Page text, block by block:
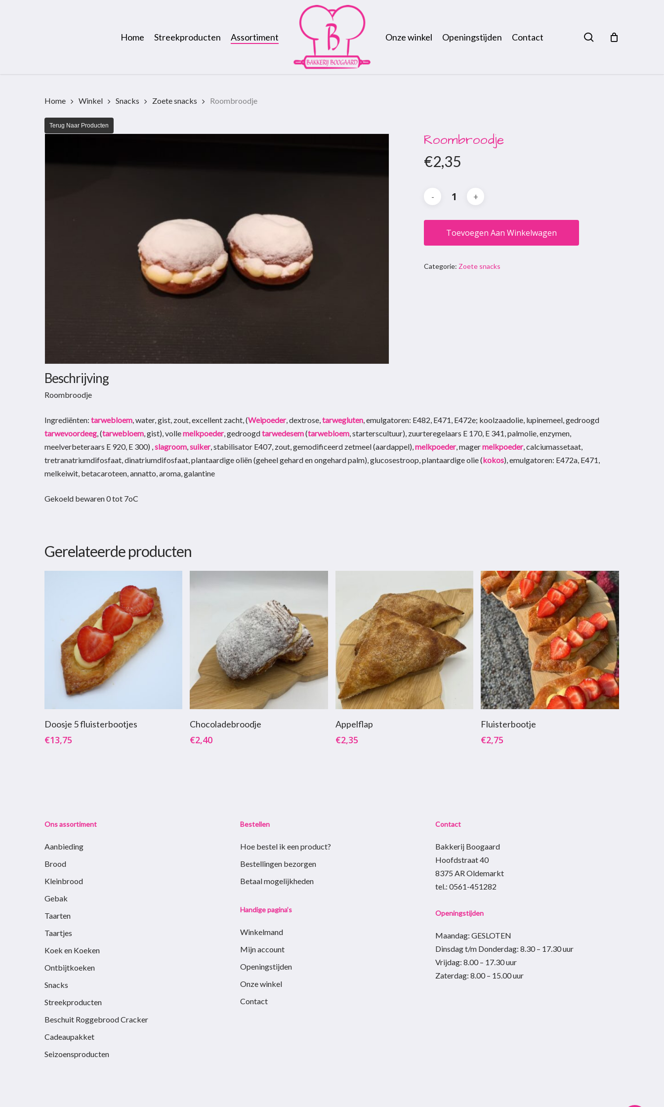
Hit enter to search or ESC to close
Home Streekproducten Assortiment Onze winkel Openingstijden Contact search
Home Winkel Snacks Zoete snacks Roombroodje
Terug Naar Producten
Roombroodje
€2,35
Toevoegen Aan Winkelwagen
Categorie: Zoete snacks
Beschrijving
Roombroodje
Ingrediënten: tarwebloem, water, gist, zout, excellent zacht, (Weipoeder, dextrose,tarwegluten, emulgatoren: E482, E471, E472e; koolzaadolie, lupinemeel, gedroogd
tarwevoordeeg, (tarwebloem, gist), vollemelkpoeder, gedroogdtarwedesem(tarwebloem, starterscultuur), zuurteregelaars E 170, E 341, palmolie, enzymen,
meelverbeteraars E 920, E 300) ,slagroom,suiker, stabilisator E407, zout, gemodificeerd zetmeel (aardappel),melkpoeder, magermelkpoeder, calciumassetaat,
tretranatriumdifosfaat, dinatriumdifosfaat, plantaardige oliën (geheel gehard en ongehard palm), glucosestroop, plantaardige olie (kokos), emulgatoren: E472a, E471,
melkeiwit, betacaroteen, annatto, aroma, galantine
Gekoeld bewaren 0 tot 7oC
Gerelateerde producten
Doosje 5 fluisterbootjes
€13,75
Chocoladebroodje
€2,40
Appelflap
€2,35
Fluisterbootje
€2,75
Ons assortiment
Aanbieding
Brood
Kleinbrood
Gebak
Taarten
Taartjes
Koek en Koeken
Ontbijtkoeken
Snacks
Streekproducten
Beschuit Roggebrood Cracker
Cadeaupakket
Seizoensproducten
Bestellen
Hoe bestel ik een product?
Bestellingen bezorgen
Betaal mogelijkheden
Handige pagina’s
Winkelmand
Mijn account
Openingstijden
Onze winkel
Contact
Contact
Bakkerij Boogaard
Hoofdstraat 40
8375 AR Oldemarkt
tel.: 0561-451282
Openingstijden
Maandag: GESLOTEN
Dinsdag t/m Donderdag:8.30 – 17.30uur
Vrijdag:8.00 – 17.30uur
Zaterdag:8.00 – 15.00uur